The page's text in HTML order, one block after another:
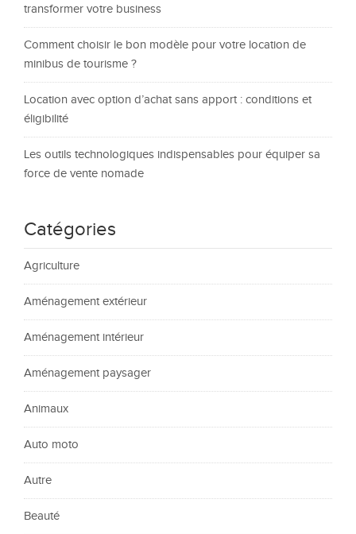
transformer votre business
Comment choisir le bon modèle pour votre location de
minibus de tourisme ?
Location avec option d’achat sans apport : conditions et
éligibilité
Les outils technologiques indispensables pour équiper sa
force de vente nomade
Catégories
Agriculture
Aménagement extérieur
Aménagement intérieur
Aménagement paysager
Animaux
Auto moto
Autre
Beauté